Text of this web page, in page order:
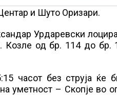
и Шуто Оризари.
Урдаревски
Козле од бр. 114 до бр.
часот без струја ќе
уметност – Скопје во